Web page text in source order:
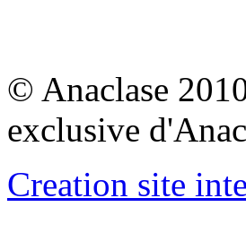
© Anaclase
exclusive
Creation site